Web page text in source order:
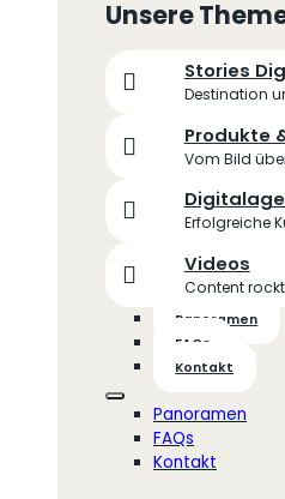
Unsere
Stories
Destination
Produkte
Vom Bild
Erfolgreiche
Videos
Content
Panoramen
FAQs
Kontakt
Panoramen
FAQs
Kontakt